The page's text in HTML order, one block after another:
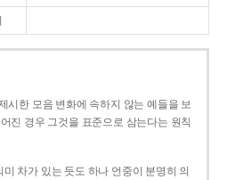
시한 모음 변화에 속하지 않는 예들을 보
진 경우 그것을 표준으로 삼는다는 원칙
미 차가 있는 듯도 하나 언중이 분명히 의